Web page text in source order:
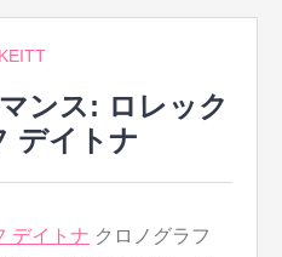
ンス: ロレック
デイトナ
デイトナ クロノグラフ